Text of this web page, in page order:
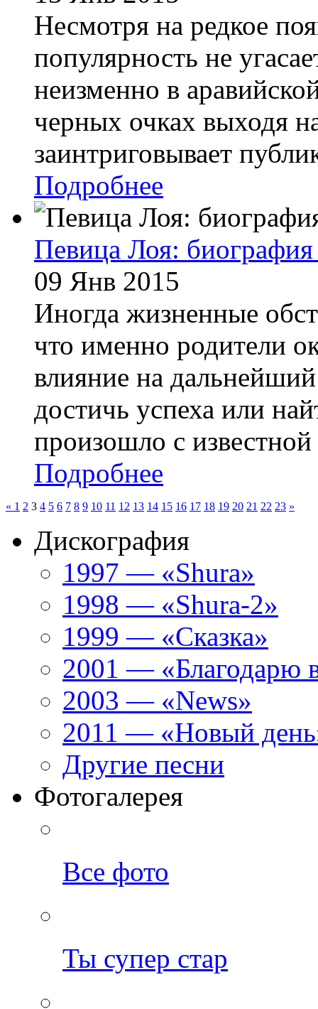
Несмотря на редкое
популярность не
неизменно в
черных очках выходя
заинтриговывает
Подробнее
Певица Лоя: биография
09 Янв 2015
Иногда жизненные
что именно родители
влияние на
достичь успеха или
произошло с
Подробнее
« 1 2 3 4 5 6 7 8 9 10 11 12 13 14 15 16 17 18 19 20 21 22 23 »
Дискография
1997 — «Shura»
1998 — «Shura-2»
1999 — «Сказка»
2001 — «Благодарю
2003 — «News»
2011 — «Новый
Другие песни
Фотогалерея
Все фото
Ты супер стар